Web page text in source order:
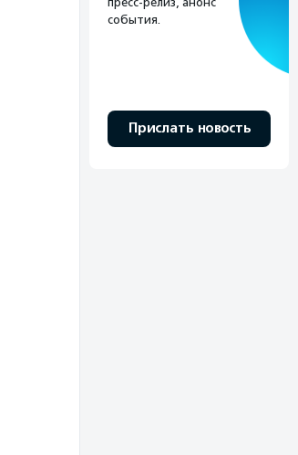
события.
Прислать новость